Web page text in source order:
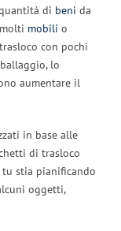
di beni da
mobili o
con pochi
lo
aumentare il
in base alle
di trasloco
tu stia pianificando
oggetti,